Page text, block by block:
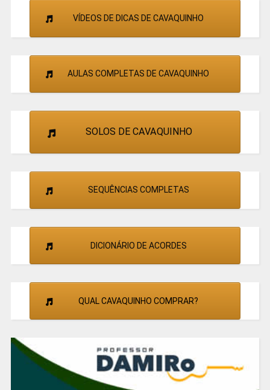
VÍDEOS DE DICAS DE CAVAQUINHO
AULAS COMPLETAS DE CAVAQUINHO
SOLOS DE CAVAQUINHO
SEQUÊNCIAS COMPLETAS
DICIONÁRIO DE ACORDES
QUAL CAVAQUINHO COMPRAR?